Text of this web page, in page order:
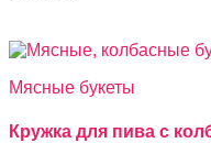
Мясные букеты
Кружка для пива с